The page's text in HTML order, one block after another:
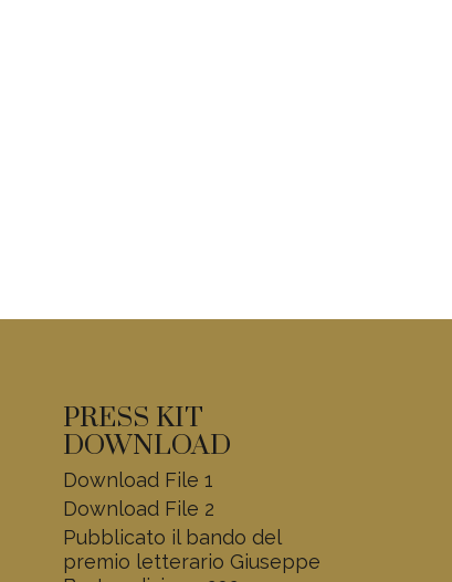
PRESS KIT
DOWNLOAD
Download File 1
Download File 2
Pubblicato il bando del
premio letterario Giuseppe